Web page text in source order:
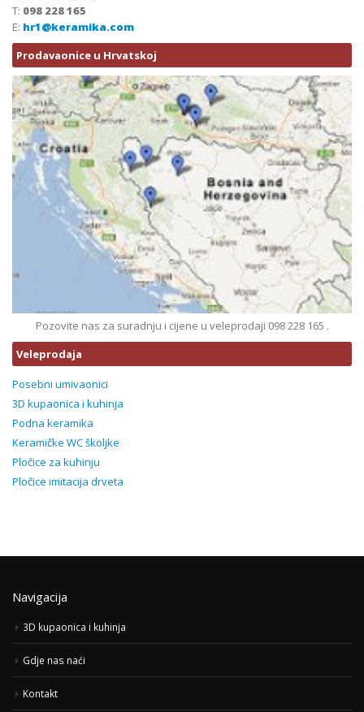
T: 098 228 165
E: hr1@keramika.com
Prodavaonice u Hrvatskoj
Pozovite nas za suradnju i cijene u veleprodaji 098 228 165 .
Veleprodaja
Posebni umivaonici
3D kupaonica i kuhinja
Podna keramika
Keramičke WC školjke
Pločice za kuhinju
Pločice imitacija drveta
Navigacija
3D kupaonica i kuhinja
Gdje nas naći
Kontakt